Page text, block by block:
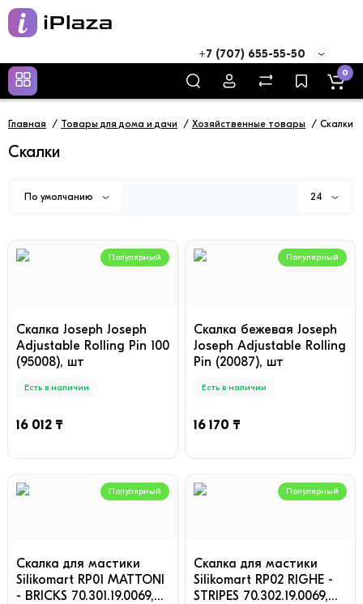
+7 (707) 655-55-50
0
Главная Товары для дома и дачи Хозяйственные товары Скалки
Скалки
По умолчанию 24
Популярный
Скалка Joseph Joseph
Adjustable Rolling Pin 100
(95008), шт
Есть в наличии
16 012 ₸
Популярный
Скалка бежевая Joseph
Joseph Adjustable Rolling
Pin (20087), шт
Есть в наличии
16 170 ₸
Популярный
Скалка для мастики
Silikomart RP01 MATTONI
- BRICKS 70.301.19.0069,
Популярный
Скалка для мастики
Silikomart RP02 RIGHE -
STRIPES 70.302.19.0069,